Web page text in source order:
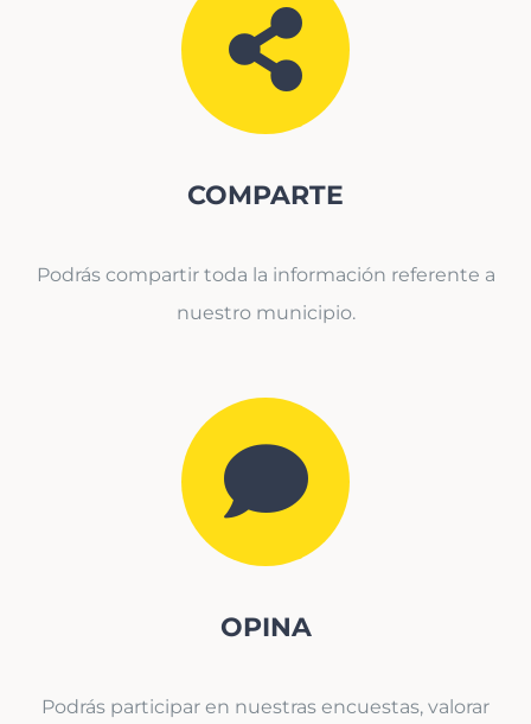
COMPARTE
Podrás compartir toda la información referente a
nuestro municipio.
OPINA
Podrás participar en nuestras encuestas, valorar